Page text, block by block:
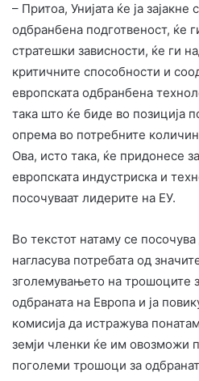
– Притоа, Унијата ќе ја зајакне
одбранбена подготвеност, ќе
стратешки зависности, ќе ги
критичните способности и
европската одбранбена
така што ќе биде во позиција
опрема во потребните
Ова, исто така, ќе придонесе
европската индустриска и
посочуваат лидерите на ЕУ.
Во текстот натаму се
нагласува потребата од
зголемувањето на трошоците
одбраната на Европа и ја
комисија да истражува
земји членки ќе им овозможи
поголеми трошоци за